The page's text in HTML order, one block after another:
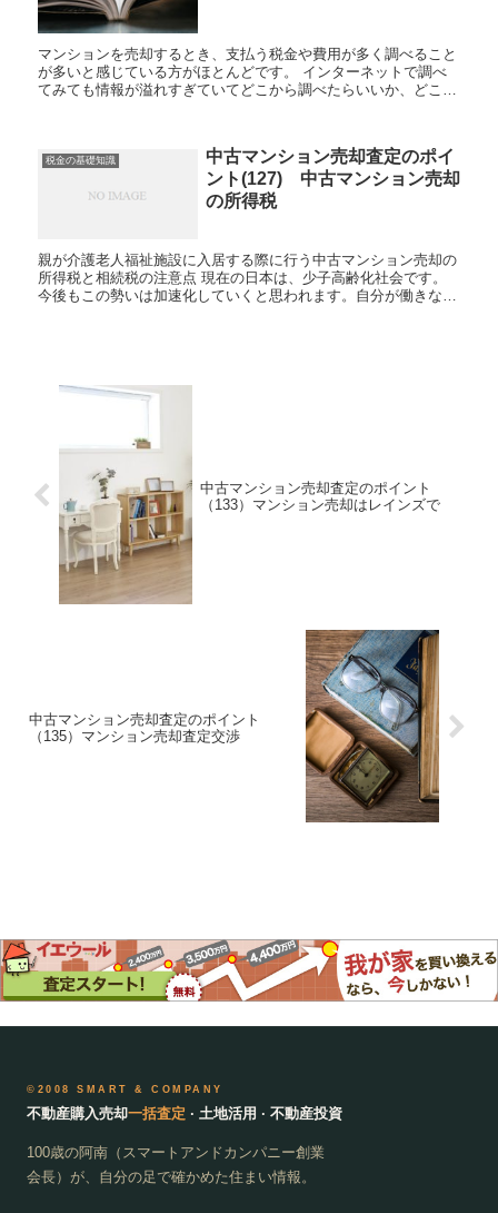
マンションを売却するとき、支払う税金や費用が多く調べること
が多いと感じている方がほとんどです。 インターネットで調べ
てみても情報が溢れすぎていてどこから調べたらいいか、どこま
税金の基礎知識
中古マンション売却査定のポイ
ント(127) 中古マンション売却
の所得税
親が介護老人福祉施設に入居する際に行う中古マンション売却の
所得税と相続税の注意点 現在の日本は、少子高齢化社会です。
今後もこの勢いは加速化していくと思われます。自分が働きなが
中古マンション売却査定のポイント
（133）マンション売却はレインズで
中古マンション売却査定のポイント
（135）マンション売却査定交渉
©2008 SMART & COMPANY
不動産購入売却一括査定 · 土地活用 · 不動産投資
100歳の阿南（スマートアンドカンパニー創業
会長）が、自分の足で確かめた住まい情報。